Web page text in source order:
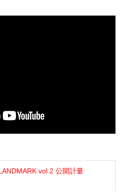
vol.2 公開計量